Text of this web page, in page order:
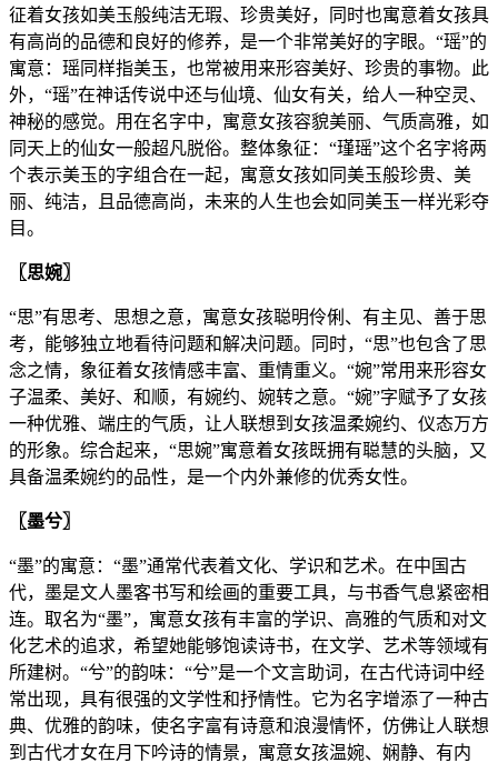
征着女孩如美玉般纯洁无瑕、珍贵美好，同时也寓意着女孩具
有高尚的品德和良好的修养，是一个非常美好的字眼。“瑶”的
寓意：瑶同样指美玉，也常被用来形容美好、珍贵的事物。此
外，“瑶”在神话传说中还与仙境、仙女有关，给人一种空灵、
神秘的感觉。用在名字中，寓意女孩容貌美丽、气质高雅，如
同天上的仙女一般超凡脱俗。整体象征：“瑾瑶”这个名字将两
个表示美玉的字组合在一起，寓意女孩如同美玉般珍贵、美
丽、纯洁，且品德高尚，未来的人生也会如同美玉一样光彩夺
目。
〖思婉〗
“思”有思考、思想之意，寓意女孩聪明伶俐、有主见、善于思
考，能够独立地看待问题和解决问题。同时，“思”也包含了思
念之情，象征着女孩情感丰富、重情重义。“婉”常用来形容女
子温柔、美好、和顺，有婉约、婉转之意。“婉”字赋予了女孩
一种优雅、端庄的气质，让人联想到女孩温柔婉约、仪态万方
的形象。综合起来，“思婉”寓意着女孩既拥有聪慧的头脑，又
具备温柔婉约的品性，是一个内外兼修的优秀女性。
〖墨兮〗
“墨”的寓意：“墨”通常代表着文化、学识和艺术。在中国古
代，墨是文人墨客书写和绘画的重要工具，与书香气息紧密相
连。取名为“墨”，寓意女孩有丰富的学识、高雅的气质和对文
化艺术的追求，希望她能够饱读诗书，在文学、艺术等领域有
所建树。“兮”的韵味：“兮”是一个文言助词，在古代诗词中经
常出现，具有很强的文学性和抒情性。它为名字增添了一种古
典、优雅的韵味，使名字富有诗意和浪漫情怀，仿佛让人联想
到古代才女在月下吟诗的情景，寓意女孩温婉、娴静、有内